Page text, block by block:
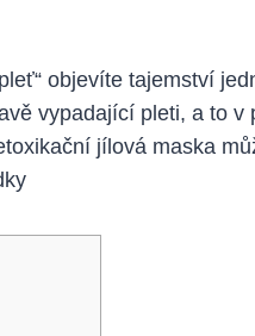
objevíte tajemství
vypadající pleti, a to
jílová maska